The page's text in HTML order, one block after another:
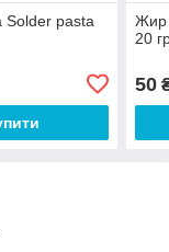
pasta
Жир
20
50